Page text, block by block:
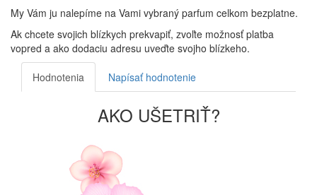
My Vám ju nalepíme na Vami vybraný parfum celkom bezplatne.
Ak chcete svojich blízkych prekvapiť, zvoľte možnosť platba
vopred a ako dodaciu adresu uveďte svojho blízkeho.
Hodnotenia Napísať hodnotenie
AKO UŠETRIŤ?